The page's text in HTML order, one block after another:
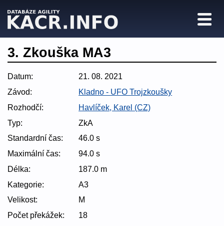
3. Zkouška MA3
Datum:
21. 08. 2021
Závod:
Kladno - UFO Trojzkoušky
Rozhodčí:
Havlíček, Karel (CZ)
Typ:
ZkA
Standardní čas:
46.0 s
Maximální čas:
94.0 s
Délka:
187.0 m
Kategorie:
A3
Velikost:
M
Počet překážek:
18